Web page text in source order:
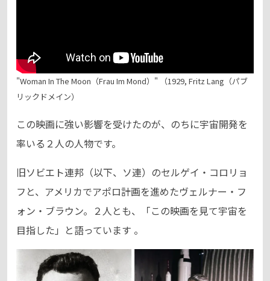
"Woman In The Moon（Frau Im Mond）" （1929, Fritz Lang（パブ
リックドメイン）
この映画に強い影響を受けたのが、のちに宇宙開発を
率いる２人の人物です。
旧ソビエト連邦（以下、ソ連）のセルゲイ・コロリョ
フと、アメリカでアポロ計画を進めたヴェルナー・フ
ォン・ブラウン。２人とも、「この映画を見て宇宙を
目指した」と語っています 。